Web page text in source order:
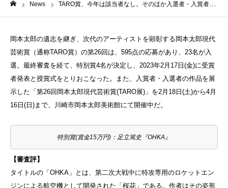
News TARO賞、今年は該当者なし。そのほか入選者・入賞者作品を「第26回岡本太郎現代芸術賞」展（岡本太郎美術館）で展示中（2/18〜4/16）
岡本太郎の遺志を継ぎ、次代のアーティストを顕彰する岡本太郎現代
芸術賞（通称TARO賞）の第26回は、595点の応募があり、23名が入
選。最終審査を経て、特別賞4名が決定し、2023年2月17日(金)に受賞
者発表と授賞式をとりおこなった。また、入賞者・入選者の作品を展
示した「第26回岡本太郎現代芸術賞(TARO展)」を2月18日(土)から4月
16日(日)まで、川崎市岡本太郎美術館にて開催中だ。
特別賞(賞金15万円)：足立篤史『OHKA』
【審査評】
タイトルの「OHKA」とは、第二次大戦中に特攻専用のロケットエン
ジンによる航空機として開発された「桜花」である。作者はその姿形